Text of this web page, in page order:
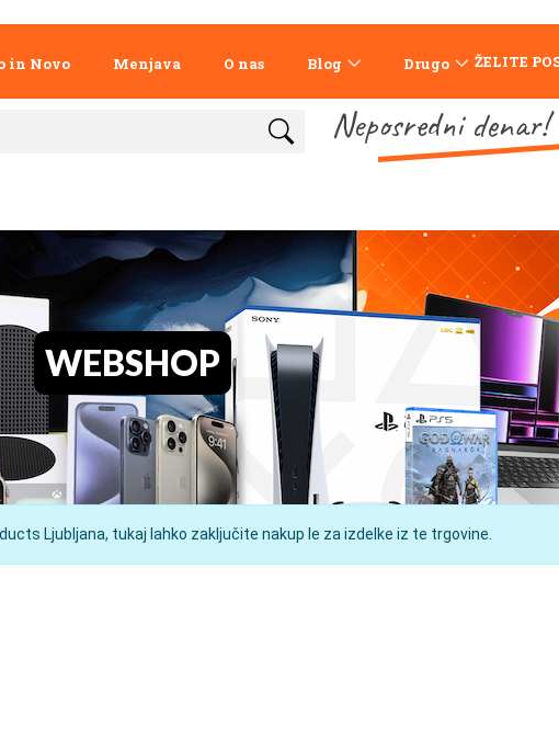
in Novo Menjava O nas Blog Drugo ŽELITE
Neposredni denar!
WEBSHOP
Ljubljana, tukaj lahko zaključite nakup le za izdelke iz te trgovine.